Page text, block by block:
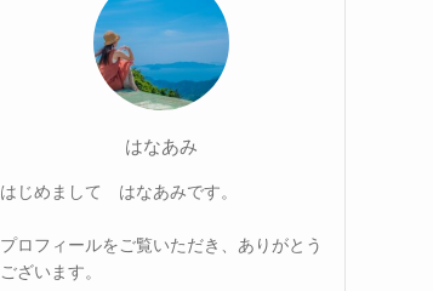
はなあみ
はじめまして はなあみです。
プロフィールをご覧いただき、ありがとう
ございます。